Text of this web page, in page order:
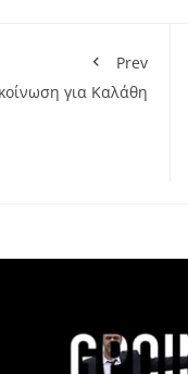
Prev
για Καλάθη